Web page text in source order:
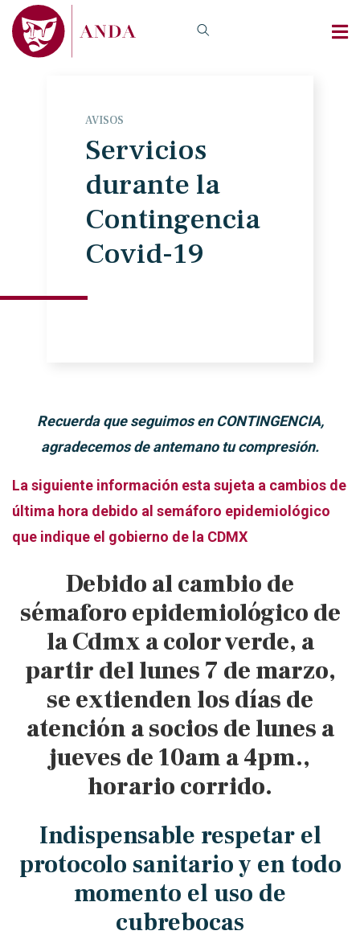
AVISOS
Servicios
durante la
Contingencia
Covid-19
Recuerda que seguimos en CONTINGENCIA,
agradecemos de antemano tu compresión.
La siguiente información esta sujeta a cambios de
última hora debido al semáforo epidemiológico
que indique el gobierno de la CDMX
Debido al cambio de
sémaforo epidemiológico de
la Cdmx a color verde, a
partir del lunes 7 de marzo,
se extienden los días de
atención a socios de lunes a
jueves de 10am a 4pm.,
horario corrido.
Indispensable respetar el
protocolo sanitario y en todo
momento el uso de
cubrebocas